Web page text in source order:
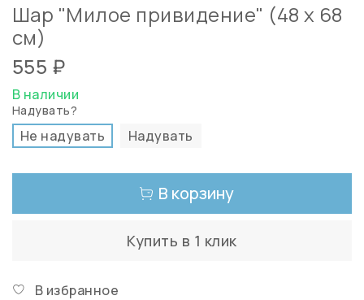
Шар "Милое привидение" (48 х 68
см)
555 ₽
В наличии
Надувать?
Не надувать Надувать
В корзину
Купить в 1 клик
В избранное